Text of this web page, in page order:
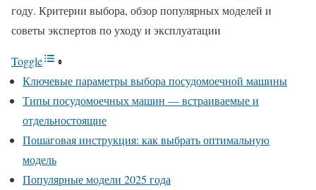
году. Критерии выбора, обзор популярных моделей и
советы экспертов по уходу и эксплуатации
Toggle
Ключевые параметры выбора посудомоечной машины
Типы посудомоечных машин — встраиваемые и
отдельностоящие
Пошаговая инструкция: как выбрать оптимальную
модель
Популярные модели 2025 года